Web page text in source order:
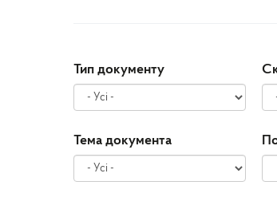
Тип документу
Тема документа